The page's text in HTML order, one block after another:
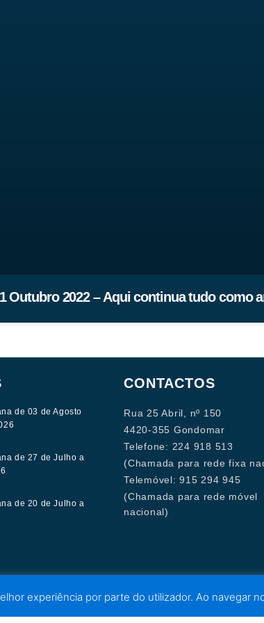
Outubro 2022 – Aqui continua tudo como
de 03 de Agosto
de 27 de Julho a
de 20 de Julho a
CONTACTOS
Rua 25 Abril, nº 150
4420-355 Gondomar
Telefone: 224 918 513
(Chamada para rede fixa
Telemóvel: 915 294 945
(Chamada para rede móvel
nacional)
experiência por parte do utilizador. Ao navegar